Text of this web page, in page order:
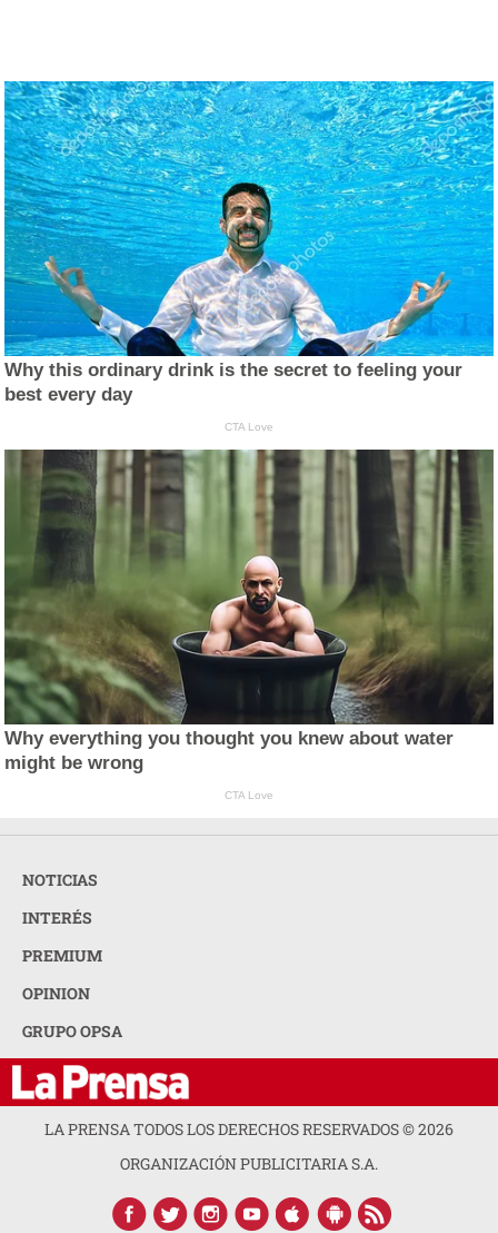
Why this ordinary drink is the secret to feeling your
best every day
CTA Love
Why everything you thought you knew about water
might be wrong
CTA Love
NOTICIAS
INTERÉS
PREMIUM
OPINION
GRUPO OPSA
LA PRENSA TODOS LOS DERECHOS RESERVADOS ©2026
ORGANIZACIÓN PUBLICITARIA S.A.